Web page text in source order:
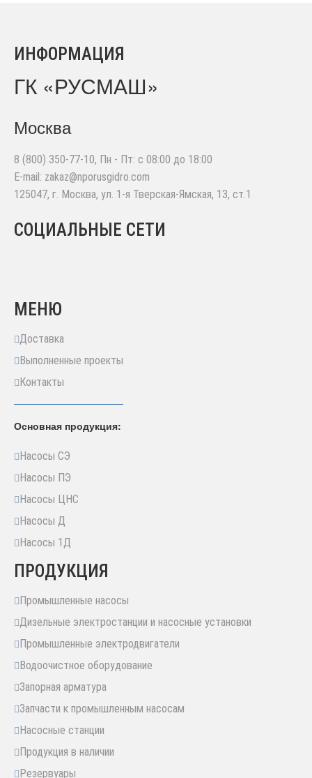
ИНФОРМАЦИЯ
ГК «РУСМАШ»
Москва
8 (800) 350-77-10, Пн - Пт: с 08:00 до 18:00
E-mail: zakaz@nporusgidro.com
125047, г. Москва, ул. 1-я Тверская-Ямская, 13, ст.1
СОЦИАЛЬНЫЕ СЕТИ
МЕНЮ
Доставка
Выполненные проекты
Контакты
Основная продукция:
Насосы СЭ
Насосы ПЭ
Насосы ЦНС
Насосы Д
Насосы 1Д
ПРОДУКЦИЯ
Промышленные насосы
Дизельные электростанции и насосные установки
Промышленные электродвигатели
Водоочистное оборудование
Запорная арматура
Запчасти к промышленным насосам
Насосные станции
Продукция в наличии
Резервуары